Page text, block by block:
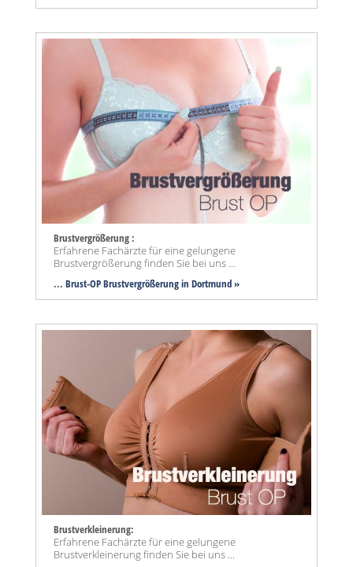
Brustvergrößerung :
Erfahrene Fachärzte für eine gelungene
Brustvergrößerung finden Sie bei uns ...
... Brust-OP Brustvergrößerung in Dortmund »
Brustverkleinerung:
Erfahrene Fachärzte für eine gelungene
Brustverkleinerung finden Sie bei uns ...